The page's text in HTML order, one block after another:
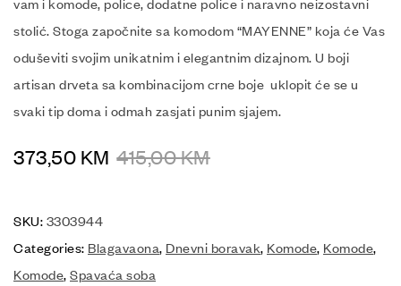
vam i komode, police, dodatne police i naravno neizostavni
stolić. Stoga započnite sa komodom “MAYENNE” koja će Vas
oduševiti svojim unikatnim i elegantnim dizajnom. U boji
artisan drveta sa kombinacijom crne boje uklopit će se u
svaki tip doma i odmah zasjati punim sjajem.
415,00KM
373,50 KM
SKU: 3303944
Categories: Blagavaona, Dnevni boravak, Komode, Komode,
Komode, Spavaća soba